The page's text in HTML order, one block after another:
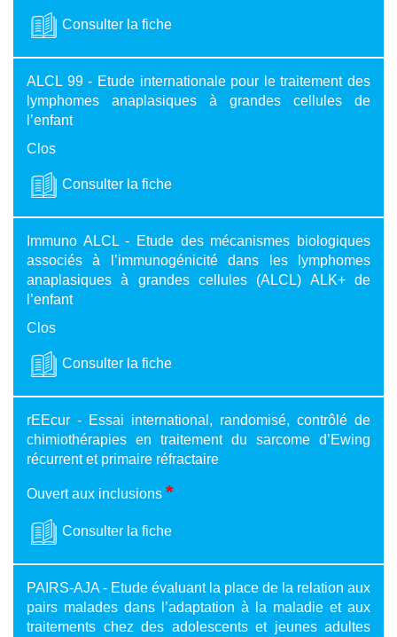
Consulter la fiche
ALCL 99 - Etude internationale pour le traitement des
lymphomes anaplasiques à grandes cellules de
l’enfant
Clos
Consulter la fiche
Immuno ALCL - Etude des mécanismes biologiques
associés à l’immunogénicité dans les lymphomes
anaplasiques à grandes cellules (ALCL) ALK+ de
l’enfant
Clos
Consulter la fiche
rEEcur - Essai international, randomisé, contrôlé de
chimiothérapies en traitement du sarcome d’Ewing
récurrent et primaire réfractaire
Ouvert aux inclusions *
Consulter la fiche
PAIRS-AJA - Etude évaluant la place de la relation aux
pairs malades dans l’adaptation à la maladie et aux
traitements chez des adolescents et jeunes adultes